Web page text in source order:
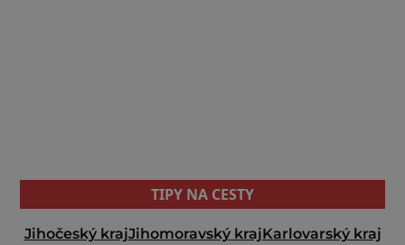
TIPY NA CESTY
Jihočeský krajJihomoravský krajKarlovarský kraj